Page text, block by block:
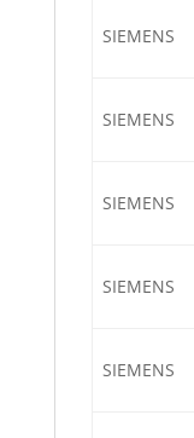
SIEMENS
SIEMENS
SIEMENS
SIEMENS
SIEMENS